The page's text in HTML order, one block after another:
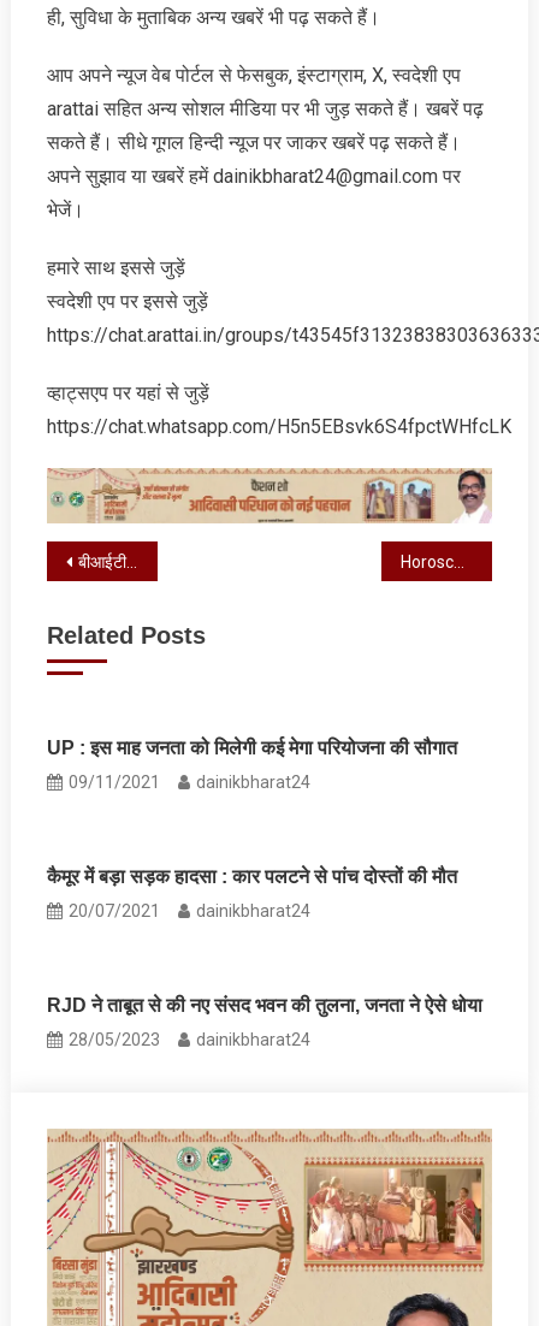
ही, सुविधा के मुताबिक अन्‍य खबरें भी पढ़ सकते हैं।
आप अपने न्‍यूज वेब पोर्टल से फेसबुक, इंस्‍टाग्राम, X, स्‍वदेशी एप
arattai सहित अन्‍य सोशल मीडिया पर भी जुड़ सकते हैं। खबरें पढ़
सकते हैं। सीधे गूगल हिन्‍दी न्‍यूज पर जाकर खबरें पढ़ सकते हैं।
अपने सुझाव या खबरें हमें dainikbharat24@gmail.com पर
भेजें।
हमारे साथ इससे जुड़ें
स्‍वदेशी एप पर इससे जुड़ें
https://chat.arattai.in/groups/
व्‍हाट्सएप पर यहां से जुड़ें
https://chat.whatsapp.com/H5n5EBsvk6S4fpctWHfcLK
Post
बीआईटी मेसरा में बिटोत्सव में उत्साहपूर्ण कार्यक्रमों की धूम Horoscope : आज का राशिफल, जानें कैसा रहेगा आपका दिन
Related Posts
UP : इस माह जनता को मिलेगी कई मेगा परियोजना की सौगात
09/11/2021 dainikbharat24
कैमूर में बड़ा सड़क हादसा : कार पलटने से पांच दोस्तों की मौत
20/07/2021 dainikbharat24
RJD ने ताबूत से की नए संसद भवन की तुलना, जनता ने ऐसे धोया
28/05/2023 dainikbharat24